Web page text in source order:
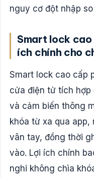
nguy cơ đột nhập
Smart lock
ích chính cho
Smart lock cao cấp
cửa điện tử tích hợp
và cảm biến thông
khóa từ xa qua app,
vân tay, đồng thời
vào. Lợi ích chính
nghi không chìa